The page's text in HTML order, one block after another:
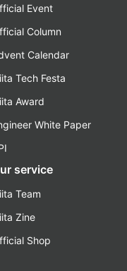
Event
Column
Calendar
Tech Festa
Award
White Paper
service
Team
Zine
Shop